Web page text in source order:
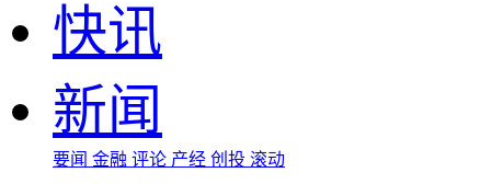
快讯
新闻
要闻 金融 评论 产经 创投 滚动